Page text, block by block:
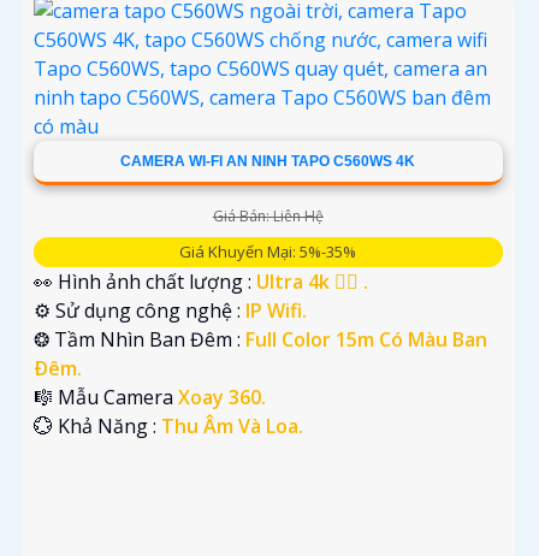
CAMERA WI-FI AN NINH TAPO C560WS 4K
Giá Bán: Liên Hệ
Giá Khuyến Mại: 5%-35%
👀 Hình ảnh chất lượng : Ultra 4k 👍🏾 .
⚙ Sử dụng công nghệ : IP Wifi.
❂ Tầm Nhìn Ban Đêm : Full Color 15m Có Màu Ban
Ðêm.
🎼️ Mẫu Camera Xoay 360.
️💮 Khả Năng : Thu Âm Và Loa.